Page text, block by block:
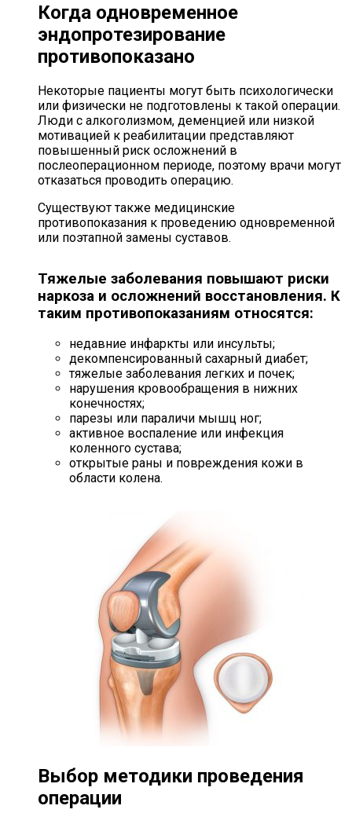
Когда одновременное
эндопротезирование
противопоказано
Некоторые пациенты могут быть психологически
или физически не подготовлены к такой операции.
Люди с алкоголизмом, деменцией или низкой
мотивацией к реабилитации представляют
повышенный риск осложнений в
послеоперационном периоде, поэтому врачи могут
отказаться проводить операцию.
Существуют также медицинские
противопоказания к проведению одновременной
или поэтапной замены суставов.
Тяжелые заболевания повышают риски
наркоза и осложнений восстановления. К
таким противопоказаниям относятся:
недавние инфаркты или инсульты;
декомпенсированный сахарный диабет;
тяжелые заболевания легких и почек;
нарушения кровообращения в нижних
конечностях;
парезы или параличи мышц ног;
активное воспаление или инфекция
коленного сустава;
открытые раны и повреждения кожи в
области колена.
Выбор методики проведения
операции